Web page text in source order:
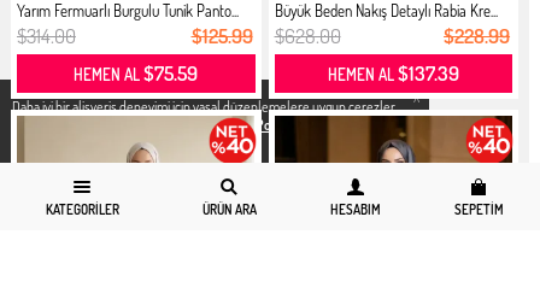
X
Daha iyi bir alisveris deneyimi icin yasal düzenlemelere uygun çerezler
Gizlilik ve Çerez Politikası
KATEGORILER ÜRÜN ARA HESABIM SEPETIM
Yarım Fermuarlı Burgulu Tunik Panto...
$314.00 $125.99
HEMEN AL$75.59
Büyük Beden Nakış Detaylı Rabia Kre...
$628.00 $228.99
HEMEN AL$137.39